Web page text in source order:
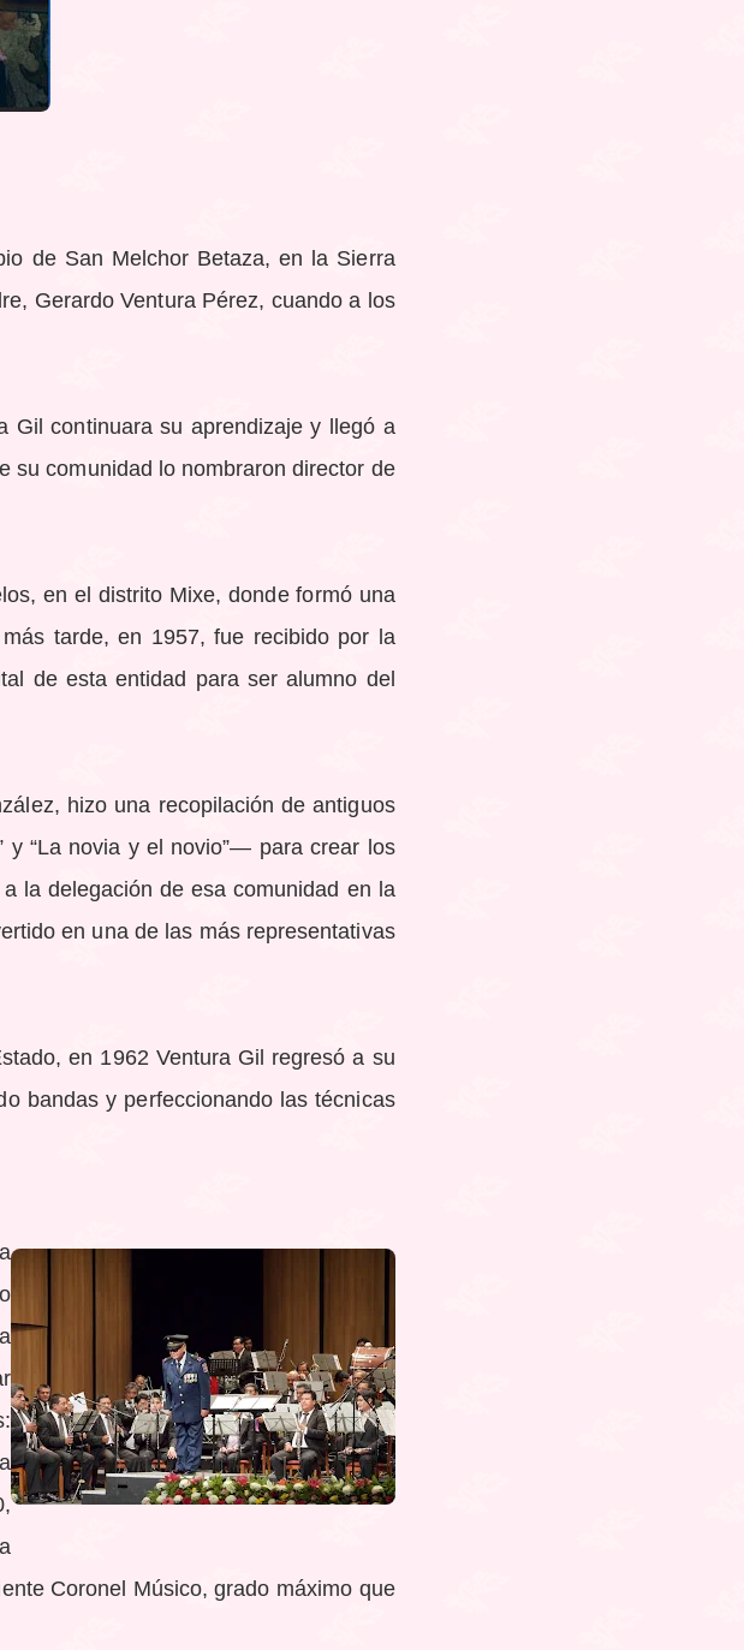
de San Melchor Betaza, en la Sierra
Gerardo Ventura Pérez, cuando a los
Gil continuara su aprendizaje y llegó a
su comunidad lo nombraron director de
en el distrito Mixe, donde formó una
tarde, en 1957, fue recibido por la
de esta entidad para ser alumno del
hizo una recopilación de antiguos
“La novia y el novio”— para crear los
la delegación de esa comunidad en la
en una de las más representativas
en 1962 Ventura Gil regresó a su
bandas y perfeccionando las técnicas
Coronel Músico, grado máximo que